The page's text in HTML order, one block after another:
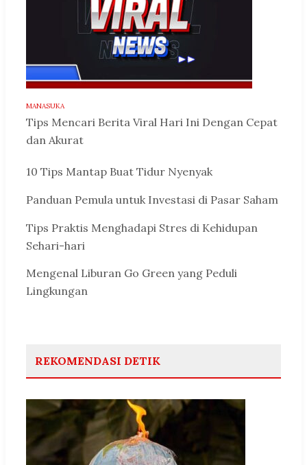
MANASUKA
Tips Mencari Berita Viral Hari Ini Dengan Cepat
dan Akurat
10 Tips Mantap Buat Tidur Nyenyak
Panduan Pemula untuk Investasi di Pasar Saham
Tips Praktis Menghadapi Stres di Kehidupan
Sehari-hari
Mengenal Liburan Go Green yang Peduli
Lingkungan
REKOMENDASI DETIK